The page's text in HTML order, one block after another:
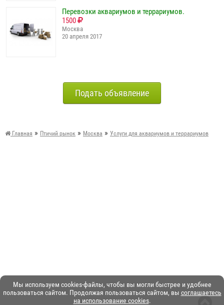
Мы используем cookies-файлы, чтобы вы могли быстрее и удобнее
пользоваться сайтом. Продолжая пользоваться сайтом, вы соглашаетесь
на использование cookies.
Перевозки аквариумов и террариумов.
1500
Москва
20 апреля 2017
Подать объявление
Главная » Птичий рынок » Москва » Услуги для аквариумов и террариумов